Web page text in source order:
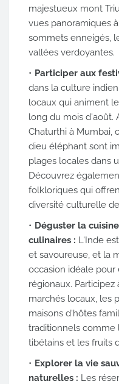
majestueux mont
vues panoramiques
sommets enneigés,
vallées verdoyantes.
Participer aux
dans la culture
locaux qui animent
long du mois d'août.
Chaturthi à Mumbai,
dieu éléphant sont
plages locales dans
Découvrez
folkloriques qui
diversité culturelle
Déguster la
culinaires : L'Inde
et savoureuse, et la
occasion idéale
régionaux. Participez
marchés locaux, les
maisons d'hôtes
traditionnels comme
tibétains et les fruits
Explorer la vie
naturelles : Les